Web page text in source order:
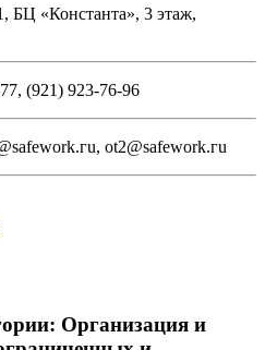
БЦ «Константа», 3 этаж,
(921) 923-76-96
ot2@safework.гu
Организация и